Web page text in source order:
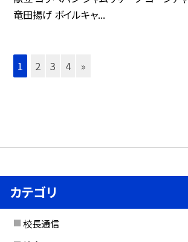
竜田揚げ ボイルキャ...
1 2 3 4 »
カテゴリ
校長通信